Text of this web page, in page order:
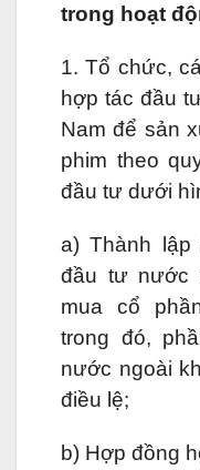
trong hoạt
1. Tổ chức,
hợp tác đầu
Nam để sản
phim theo
đầu tư dưới
a) Thành
đầu tư nước
mua cổ
trong đó,
nước ngoài
điều lệ;
b) Hợp đồng